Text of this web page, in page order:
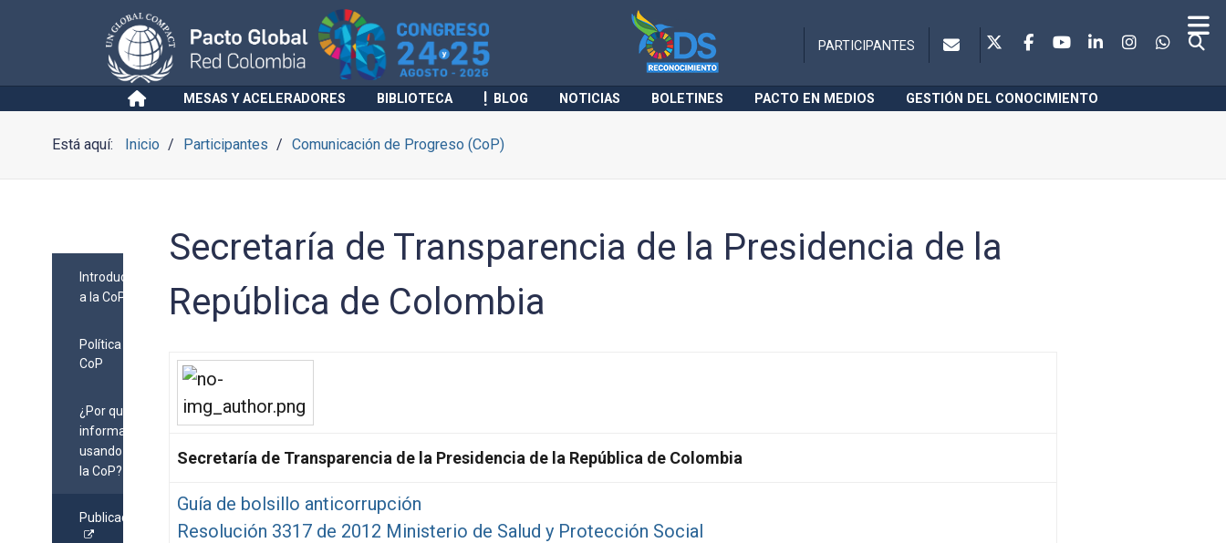
PARTICIPANTES
MESAS Y ACELERADORES BIBLIOTECA BLOG NOTICIAS BOLETINES PACTO EN MEDIOS GESTIÓN DEL CONOCIMIENTO
Está aquí: Inicio Participantes Comunicación de Progreso (CoP)
Introducción
a la CoP
Política
CoP
¿Por qué
informar
usando
la CoP?
Publicaciones
Secretaría de Transparencia de la Presidencia de la
República de Colombia
Secretaría de Transparencia de la Presidencia de la República de Colombia
Guía de bolsillo anticorrupción
Resolución 3317 de 2012 Ministerio de Salud y Protección Social